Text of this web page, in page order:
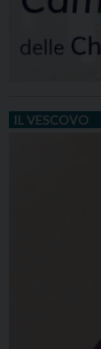
IL VESCOVO